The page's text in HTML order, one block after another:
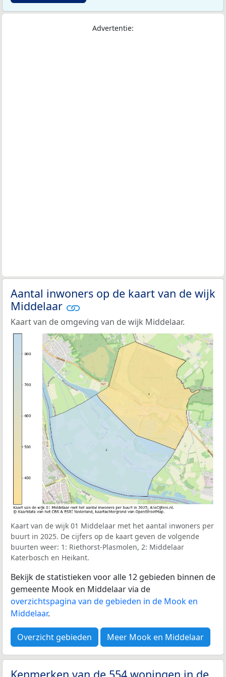
Advertentie:
Aantal inwoners op de kaart van de wijk
Middelaar
Kaart van de omgeving van de wijk Middelaar.
Kaart van de wijk 01 Middelaar met het aantal inwoners per
buurt in 2025. De cijfers op de kaart geven de volgende
buurten weer: 1: Riethorst-Plasmolen, 2: Middelaar
Katerbosch en Heikant.
Bekijk de statistieken voor alle 12 gebieden binnen de
gemeente Mook en Middelaar via de
overzichtspagina van de gebieden in de Mook en
Middelaar.
Overzicht gebieden Meer Mook en Middelaar